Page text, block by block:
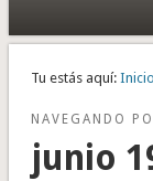
Tu estás aquí: Inicio
NAVEGANDO
junio